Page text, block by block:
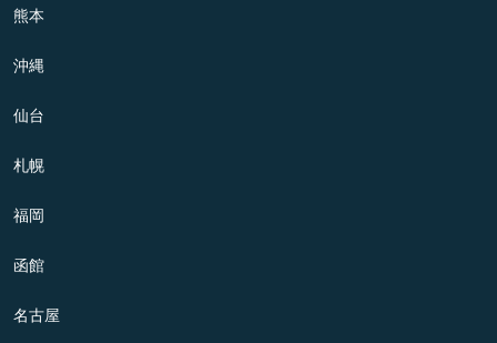
熊本
沖縄
仙台
札幌
福岡
函館
名古屋